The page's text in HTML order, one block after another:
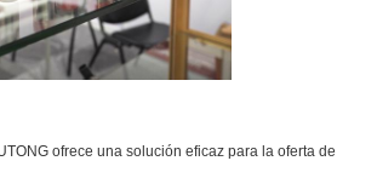
ofrece una solución eficaz para la oferta de